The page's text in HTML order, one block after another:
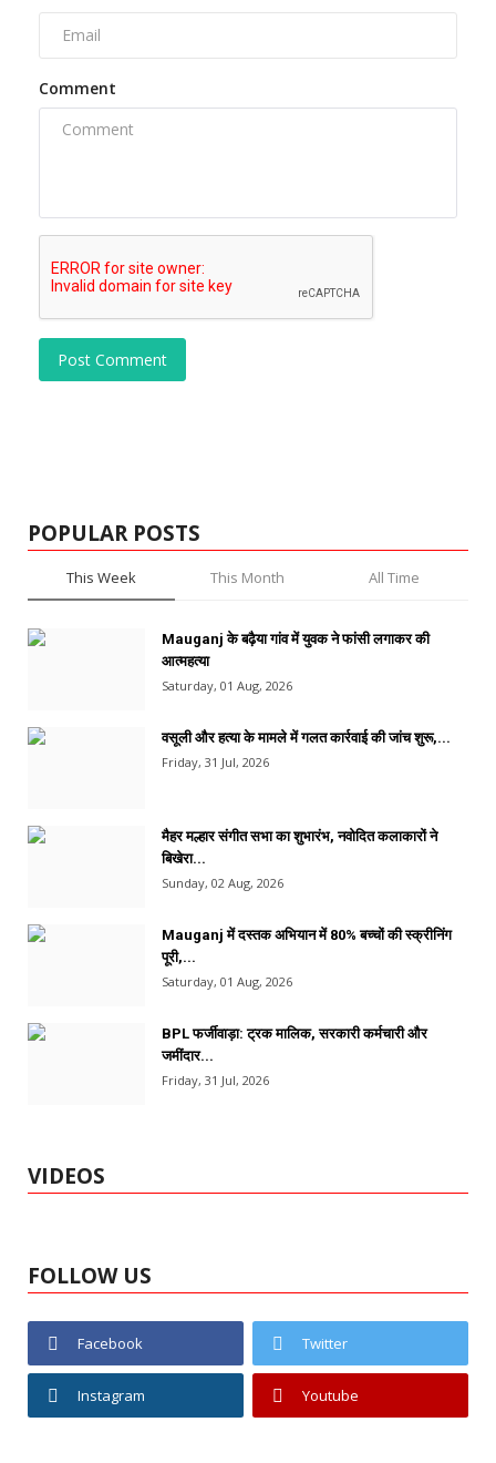
Comment
Post Comment
POPULAR POSTS
This Week This Month All Time
Mauganj के बढ़ैया गांव में युवक ने फांसी लगाकर की
आत्महत्या
Saturday, 01 Aug, 2026
वसूली और हत्या के मामले में गलत कार्रवाई की जांच शुरू,...
Friday, 31 Jul, 2026
मैहर मल्हार संगीत सभा का शुभारंभ, नवोदित कलाकारों ने
बिखेरा...
Sunday, 02 Aug, 2026
Mauganj में दस्तक अभियान में 80% बच्चों की स्क्रीनिंग
पूरी,...
Saturday, 01 Aug, 2026
BPL फर्जीवाड़ा: ट्रक मालिक, सरकारी कर्मचारी और
जमींदार...
Friday, 31 Jul, 2026
VIDEOS
FOLLOW US
Facebook Twitter
Instagram Youtube